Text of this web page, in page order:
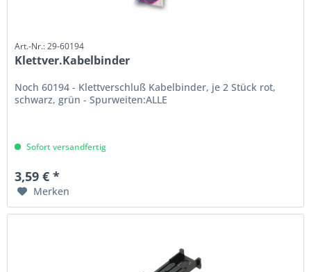
Art.-Nr.: 29-60194
Klettver.Kabelbinder
Noch 60194 - Klettverschluß Kabelbinder, je 2 Stück rot,
schwarz, grün - Spurweiten:ALLE
Sofort versandfertig
3,59 € *
Merken